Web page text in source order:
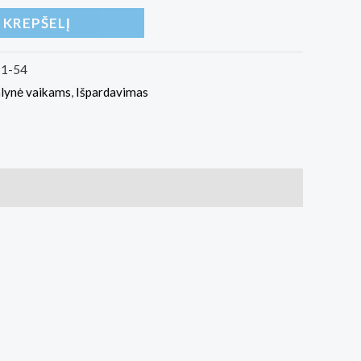
KREPŠELĮ
54
vaikams, Išpardavimas